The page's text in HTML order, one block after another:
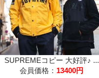
SUPREMEコピー 大好評♪ ...
会員価格： 13400円